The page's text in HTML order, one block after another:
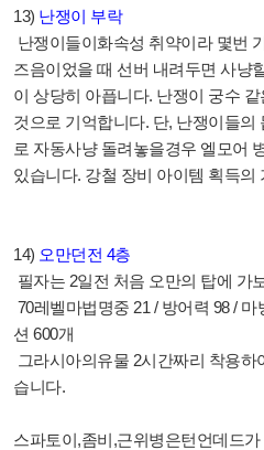
13) 난쟁이 부락
난쟁이들이화속성 취약이라 몇번
즈음이었을 때 선버 내려두면 사냥
이 상당히 아픕니다. 난쟁이 궁수 같
것으로 기억합니다. 단, 난쟁이들의
로 자동사냥 돌려놓을경우 엘모어
있습니다. 강철 장비 아이템 획득의
14) 오만던전 4층
필자는 2일전 처음 오만의 탑에 가
70레벨마법명중 21 / 방어력 98 / 마
션 600개
그라시아의유물 2시간짜리 착용하
습니다.
스파토이,좀비,근위병은턴언데드